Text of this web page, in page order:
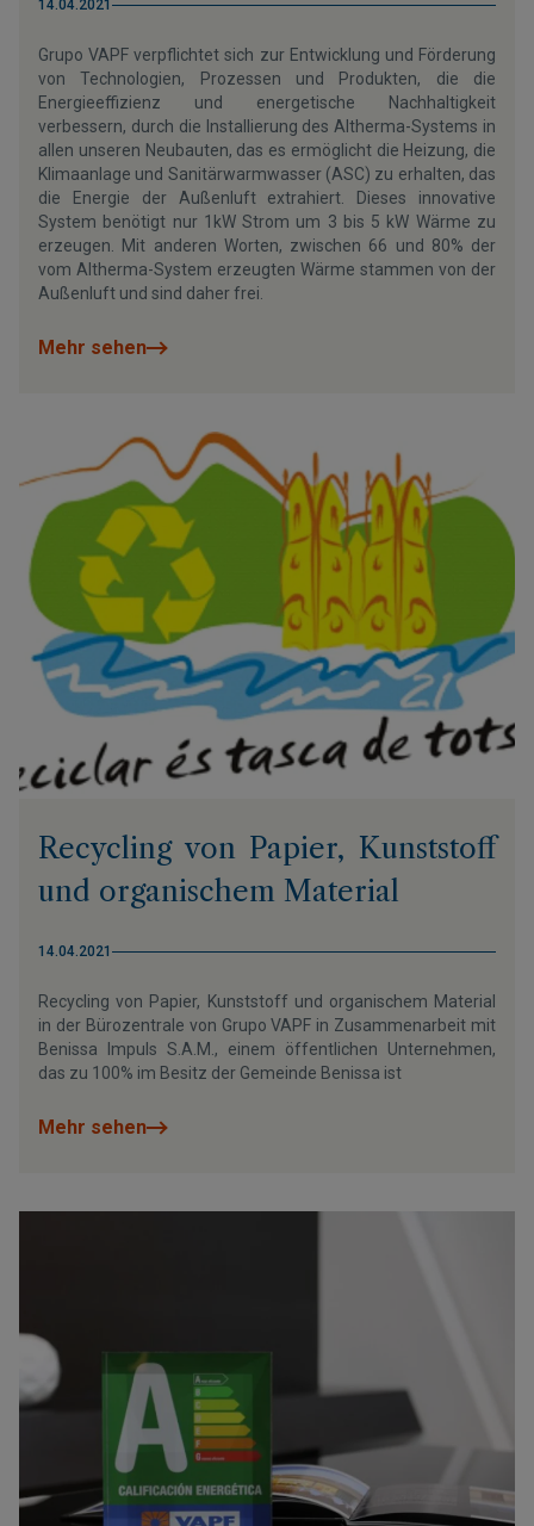
14.04.2021
Grupo VAPF verpflichtet sich zur Entwicklung und Förderung
von Technologien, Prozessen und Produkten, die die
Energieeffizienz und energetische Nachhaltigkeit
verbessern, durch die Installierung des Altherma-Systems in
allen unseren Neubauten, das es ermöglicht die Heizung, die
Klimaanlage und Sanitärwarmwasser (ASC) zu erhalten, das
die Energie der Außenluft extrahiert. Dieses innovative
System benötigt nur 1kW Strom um 3 bis 5 kW Wärme zu
erzeugen. Mit anderen Worten, zwischen 66 und 80% der
vom Altherma-System erzeugten Wärme stammen von der
Außenluft und sind daher frei.
Mehr sehen
Recycling von Papier, Kunststoff
und organischem Material
14.04.2021
Recycling von Papier, Kunststoff und organischem Material
in der Bürozentrale von Grupo VAPF in Zusammenarbeit mit
Benissa Impuls S.A.M., einem öffentlichen Unternehmen,
das zu 100% im Besitz der Gemeinde Benissa ist
Mehr sehen